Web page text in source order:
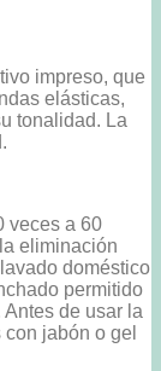
impreso, que
elásticas,
tonalidad. La
veces a 60
eliminación
doméstico
permitido
de usar la
jabón o gel